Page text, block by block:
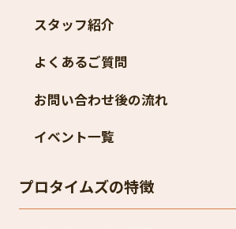
スタッフ紹介
よくあるご質問
お問い合わせ後の流れ
イベント一覧
プロタイムズの特徴